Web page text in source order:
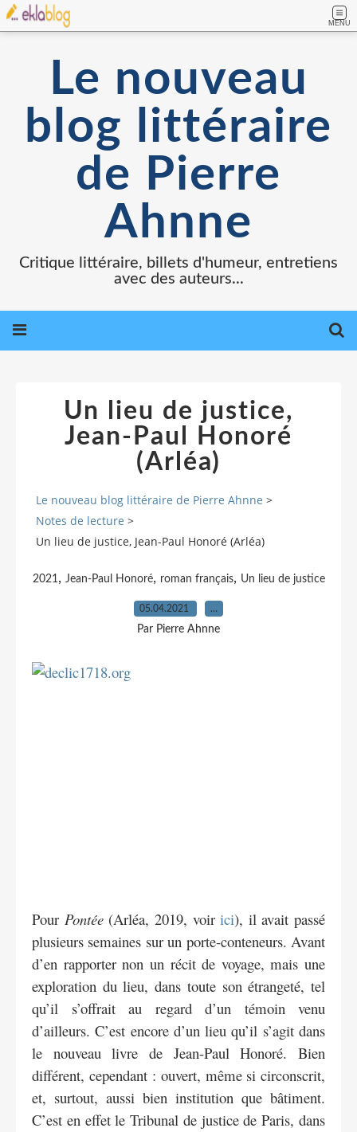
MENU
Le nouveau
blog littéraire
de Pierre
Ahnne
Critique littéraire, billets d'humeur, entretiens
avec des auteurs...
Un lieu de justice,
Jean-Paul Honoré
(Arléa)
Le nouveau blog littéraire de Pierre Ahnne >
Notes de lecture >
Un lieu de justice, Jean-Paul Honoré (Arléa)
2021 , Jean-Paul Honoré, roman français, Un lieu de justice
05.04.2021 …
Par Pierre Ahnne
Pour Pontée(Arléa, 2019, voirici), il avait passé
plusieurs semaines sur un porte-conteneurs. Avant
d’en rapporter non un récit de voyage, mais une
exploration du lieu, dans toute son étrangeté, tel
qu’il s’offrait au regard d’un témoin venu
d’ailleurs. C’est encore d’un lieu qu’il s’agit dans
le nouveau livre de Jean-Paul Honoré. Bien
différent, cependant : ouvert, même si circonscrit,
et, surtout, aussi bien institution que bâtiment.
C’est en effet le Tribunal de justice de Paris, dans